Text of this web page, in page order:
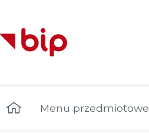
Menu przedmiotowe